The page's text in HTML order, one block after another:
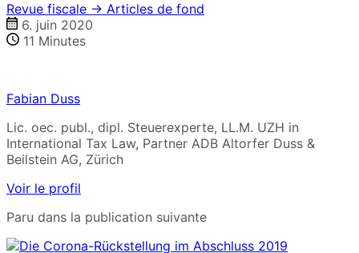
Revue fiscale → Articles de fond
6. juin 2020
11 Minutes
Fabian Duss
Lic. oec. publ., dipl. Steuerexperte, LL.M. UZH in
International Tax Law, Partner ADB Altorfer Duss &
Beilstein AG, Zürich
Voir le profil
Paru dans la publication suivante